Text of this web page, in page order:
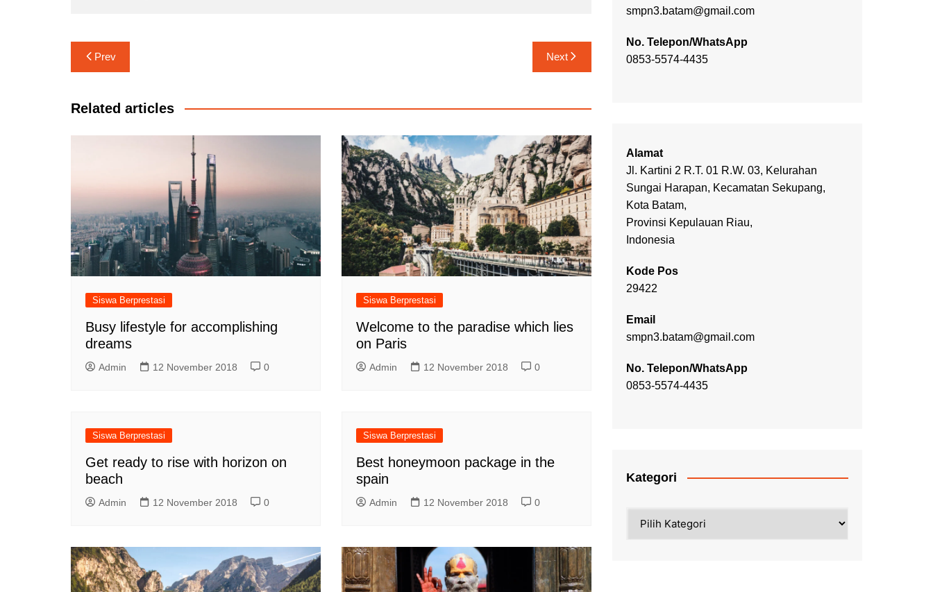
Navigasi
pos
Prev Next
Related articles
Siswa Berprestasi
Busy lifestyle for accomplishing
dreams
Admin 12 November 2018 0
Siswa Berprestasi
Welcome to the paradise which lies
on Paris
Admin 12 November 2018 0
Siswa Berprestasi
Get ready to rise with horizon on
beach
Admin 12 November 2018 0
Siswa Berprestasi
Best honeymoon package in the
spain
Admin 12 November 2018 0
smpn3.batam@gmail.com
No. Telepon/WhatsApp
0853-5574-4435
Alamat
Jl. Kartini 2 R.T. 01 R.W. 03, Kelurahan
Sungai Harapan, Kecamatan Sekupang,
Kota Batam,
Provinsi Kepulauan Riau,
Indonesia
Kode Pos
29422
Email
smpn3.batam@gmail.com
No. Telepon/WhatsApp
0853-5574-4435
Kategori